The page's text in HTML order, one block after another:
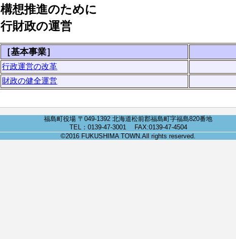
構想推進のために
行財政の運営
［基本事業］
行政運営の改革
財政の健全運営
福島町役場 〒049-1392 北海道松前郡福島町字福島820番地
TEL：0139-47-3001 FAX:0139-47-4504
©2016 FUKUSHIMA TOWN.All rights reserved.